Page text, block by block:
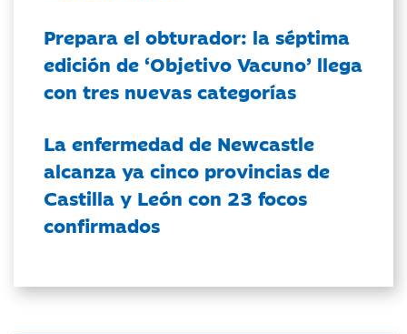
Prepara el obturador: la séptima
edición de ‘Objetivo Vacuno’ llega
con tres nuevas categorías
La enfermedad de Newcastle
alcanza ya cinco provincias de
Castilla y León con 23 focos
confirmados